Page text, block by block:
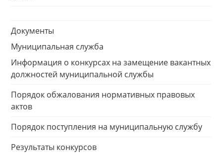
Документы
Муниципальная служба
Информация о конкурсах на замещение вакантных
должностей муниципальной службы
Порядок обжалования нормативных правовых
актов
Порядок поступления на муниципальную службу
Результаты конкурсов